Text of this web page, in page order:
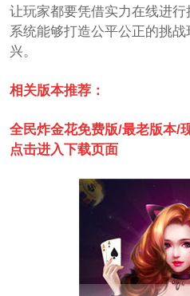
让玩家都要凭借实力在线进
系统能够打造公平公正的挑
兴。
相关版本推荐：
全民炸金花免费版/最老版本/
点击进入下载页面